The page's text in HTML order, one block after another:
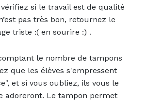
si le travail est de qualité
pas très bon, retournez le
triste :( en sourire :) .
le nombre de tampons
que les élèves s'empressent
et si vous oubliez, ils vous le
adoreront. Le tampon permet